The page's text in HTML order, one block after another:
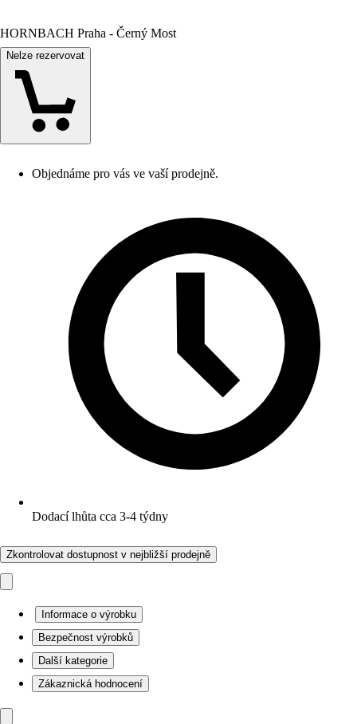
HORNBACH Praha - Černý Most
Nelze rezervovat
Objednáme pro vás ve vaší prodejně.
Dodací lhůta cca 3-4 týdny
Zkontrolovat dostupnost v nejbližší prodejně
Informace o výrobku
Bezpečnost výrobků
Další kategorie
Zákaznická hodnocení